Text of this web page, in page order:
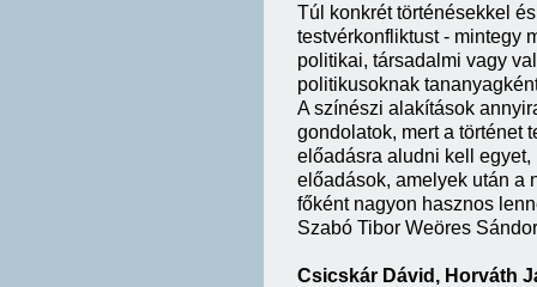
Túl konkrét történésekkel
testvérkonfliktust - mintegy
politikai, társadalmi vagy
politikusoknak
A színészi alakítások
gondolatok, mert a történet
előadásra aludni kell
előadások, amelyek után a
főként nagyon hasznos
Szabó Tibor Weöres
Csicskár Dávid, Horváth